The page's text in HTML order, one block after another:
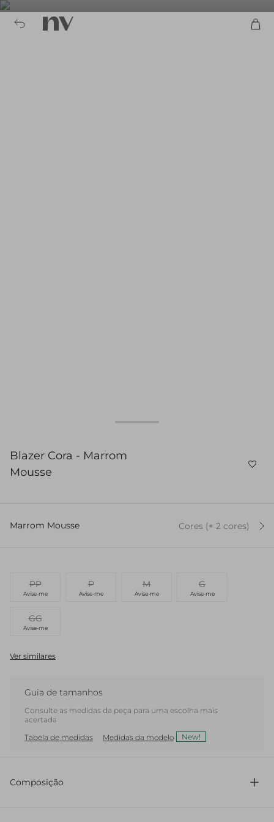
Blazer Cora - Marrom
Mousse
Marrom Mousse Cores (+ 2 cores)
PP
Avise-me
P
Avise-me
M
Avise-me
G
Avise-me
GG
Avise-me
Ver similares
Guia de tamanhos
Consulte as medidas da peça para uma escolha mais
acertada
Tabela de medidas
Medidas da modelo New!
Composição